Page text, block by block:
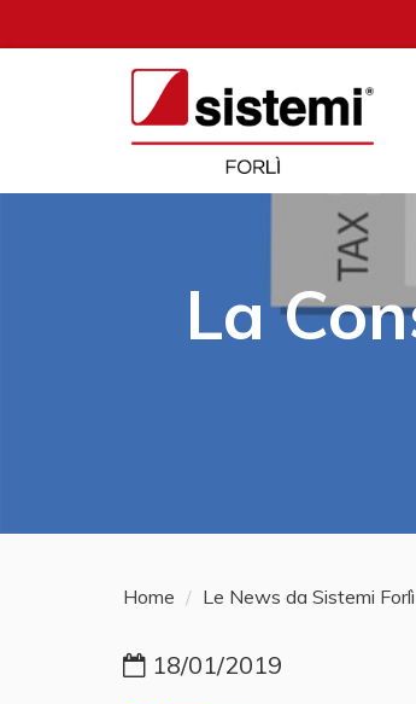
La
Home Le News da Sistemi Forlì
18/01/2019